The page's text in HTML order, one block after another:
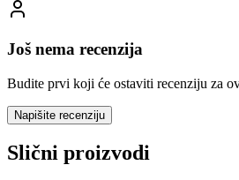
Još nema recenzija
Budite prvi koji će ostaviti recenziju za
Napišite recenziju
Slični proizvodi